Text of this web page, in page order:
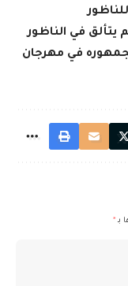
في الناظور
في مهرجان
بـ *